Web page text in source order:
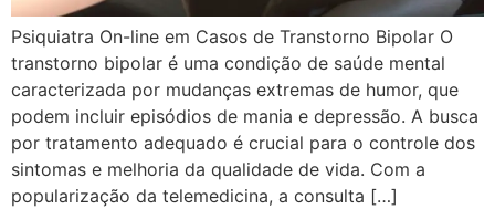
Psiquiatra On-line em Casos de Transtorno Bipolar O
transtorno bipolar é uma condição de saúde mental
caracterizada por mudanças extremas de humor, que
podem incluir episódios de mania e depressão. A busca
por tratamento adequado é crucial para o controle dos
sintomas e melhoria da qualidade de vida. Com a
popularização da telemedicina, a consulta […]